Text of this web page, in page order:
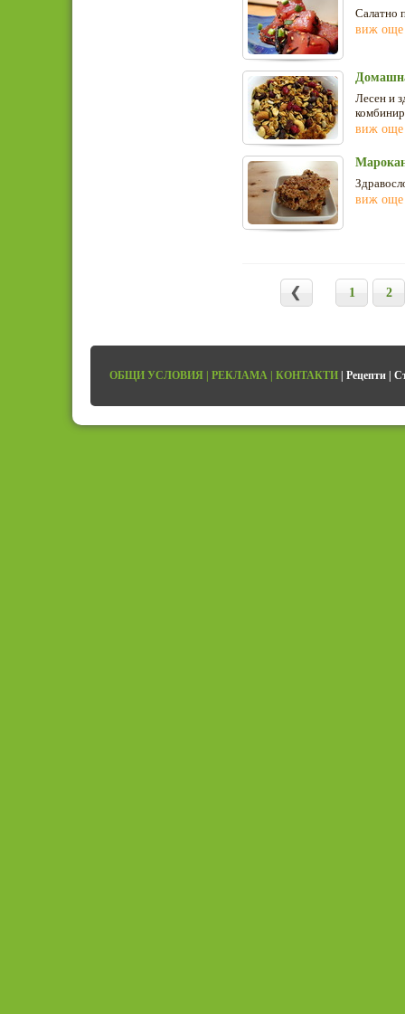
Салатно
виж още
Лесен и
виж още
виж още
1 2
ОБЩИ УСЛОВИЯ РЕКЛАМА КОНТАКТИ Рецепти